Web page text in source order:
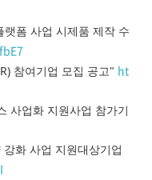
폼 사업 시제품 제작 수
참여기업 모집 공고" ht
사업화 지원사업 참가기
화 사업 지원대상기업